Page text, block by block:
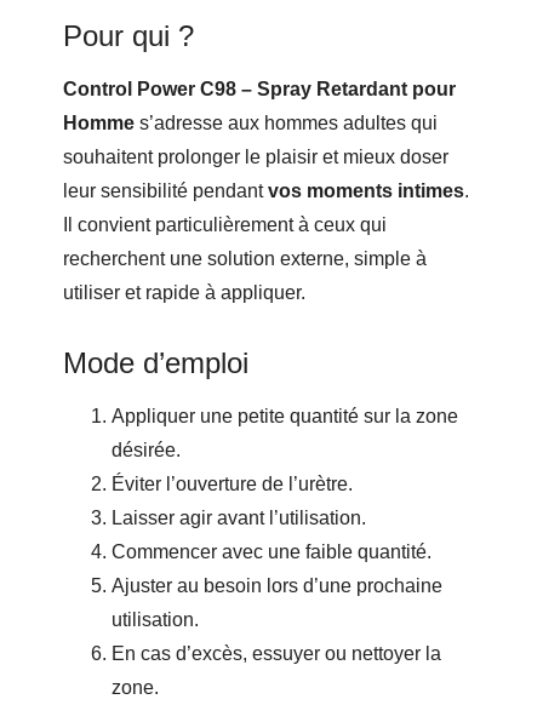
Pour qui ?
Control Power C98 – Spray Retardant pour
Homme s’adresse aux hommes adultes qui
souhaitent prolonger le plaisir et mieux doser
leur sensibilité pendantvos moments intimes.
Il convient particulièrement à ceux qui
recherchent une solution externe, simple à
utiliser et rapide à appliquer.
Mode d’emploi
Appliquer une petite quantité sur la zone
désirée.
Éviter l’ouverture de l’urètre.
Laisser agir avant l’utilisation.
Commencer avec une faible quantité.
Ajuster au besoin lors d’une prochaine
utilisation.
En cas d’excès, essuyer ou nettoyer la
zone.